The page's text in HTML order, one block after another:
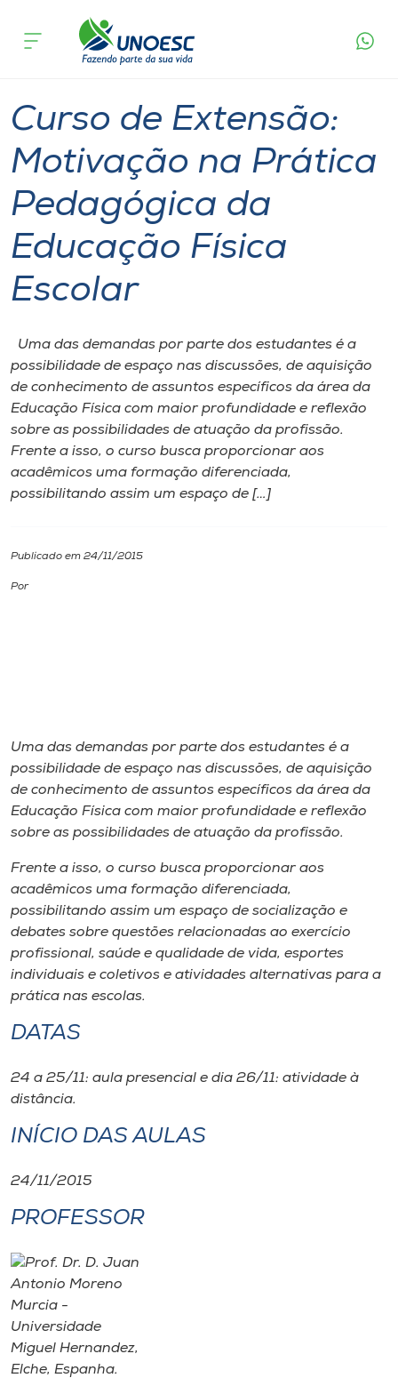
Cursos
Pesquisa
Atendimento ao Estudante
Portal de Ensino
Internacionalização
I.nova
Diplomados
Rádio
Museu
Unoesc
Store
Selecione
o idioma
A-
acontece
Curso de Extensão:
Motivação na Prática
Pedagógica da
Educação Física
Escolar
Uma das demandas por parte dos estudantes é a
possibilidade de espaço nas discussões, de aquisição
de conhecimento de assuntos específicos da área da
Educação Física com maior profundidade e reflexão
sobre as possibilidades de atuação da profissão.
Frente a isso, o curso busca proporcionar aos
acadêmicos uma formação diferenciada,
possibilitando assim um espaço de […]
Publicado em 24/11/2015
Por
Uma das demandas por parte dos estudantes é a
possibilidade de espaço nas discussões, de aquisição
de conhecimento de assuntos específicos da área da
Educação Física com maior profundidade e reflexão
sobre as possibilidades de atuação da profissão.
Frente a isso, o curso busca proporcionar aos
acadêmicos uma formação diferenciada,
possibilitando assim um espaço de socialização e
debates sobre questões relacionadas ao exercício
profissional, saúde e qualidade de vida, esportes
individuais e coletivos e atividades alternativas para a
prática nas escolas.
DATAS
24 a 25/11: aula presencial e dia 26/11: atividade à
distância.
INÍCIO DAS AULAS
24/11/2015
PROFESSOR